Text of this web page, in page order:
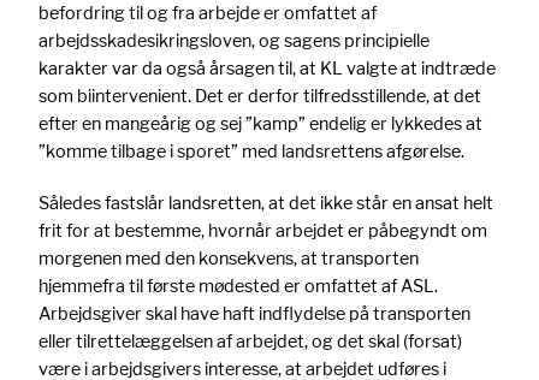
befordring til og fra arbejde er omfattet af
arbejdsskadesikringsloven, og sagens principielle
karakter var da også årsagen til, at KL valgte at indtræde
som biintervenient. Det er derfor tilfredsstillende, at det
efter en mangeårig og sej ”kamp” endelig er lykkedes at
”komme tilbage i sporet” med landsrettens afgørelse.
Således fastslår landsretten, at det ikke står en ansat helt
frit for at bestemme, hvornår arbejdet er påbegyndt om
morgenen med den konsekvens, at transporten
hjemmefra til første mødested er omfattet af ASL.
Arbejdsgiver skal have haft indflydelse på transporten
eller tilrettelæggelsen af arbejdet, og det skal (forsat)
være i arbejdsgivers interesse, at arbejdet udføres i